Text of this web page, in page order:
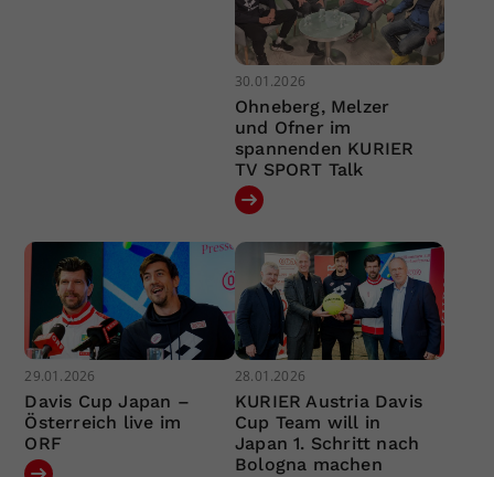
30.01.2026
Ohneberg, Melzer
und Ofner im
spannenden KURIER
TV SPORT Talk
29.01.2026
Davis Cup Japan –
Österreich live im
ORF
28.01.2026
KURIER Austria Davis
Cup Team will in
Japan 1. Schritt nach
Bologna machen